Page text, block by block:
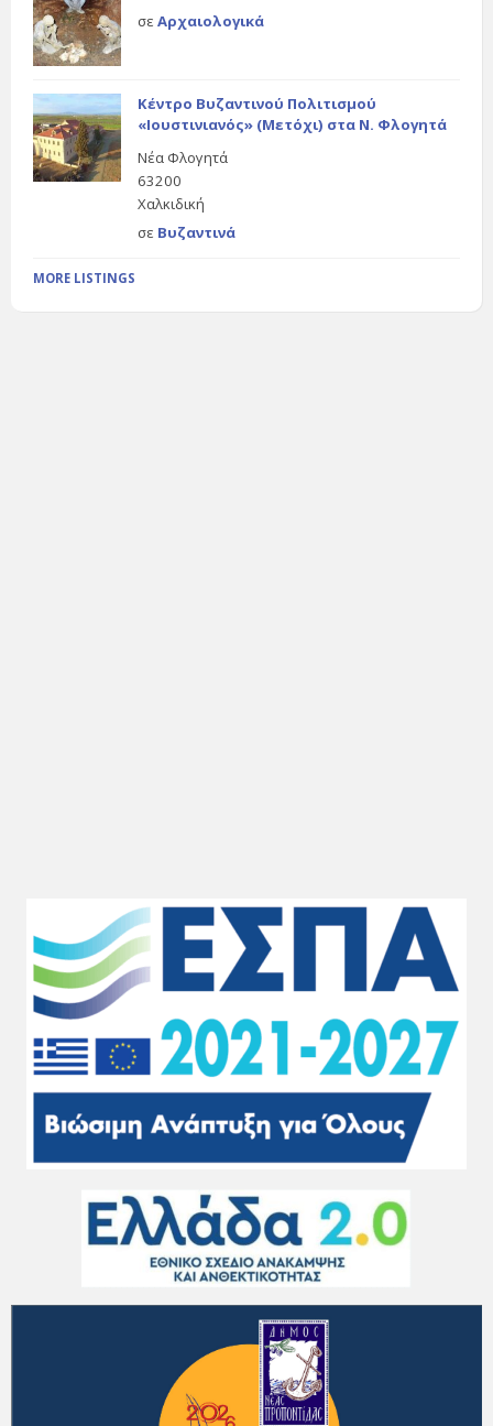
σε Αρχαιολογικά
Κέντρο Βυζαντινού Πολιτισμού
«Ιουστινιανός» (Μετόχι) στα Ν. Φλογητά
Νέα Φλογητά
63200
Χαλκιδική
σε Βυζαντινά
MORE LISTINGS